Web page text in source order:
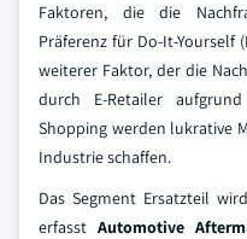
Faktoren, die die
Präferenz für Do-It-Yourself
weiterer Faktor, der die
durch E-Retailer
Shopping werden lukrative
Industrie schaffen.
Das Segment Ersatzteil
erfasst Automotive